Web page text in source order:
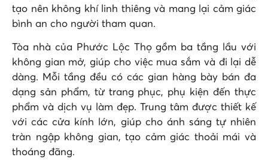
tạo nên không khí linh thiêng và mang lại cảm giác
bình an cho người tham quan.
Tòa nhà của Phước Lộc Thọ gồm ba tầng lầu với
không gian mở, giúp cho việc mua sắm và đi lại dễ
dàng. Mỗi tầng đều có các gian hàng bày bán đa
dạng sản phẩm, từ trang phục, phụ kiện đến thực
phẩm và dịch vụ làm đẹp. Trung tâm được thiết kế
với các cửa kính lớn, giúp cho ánh sáng tự nhiên
tràn ngập không gian, tạo cảm giác thoải mái và
thoáng đãng.